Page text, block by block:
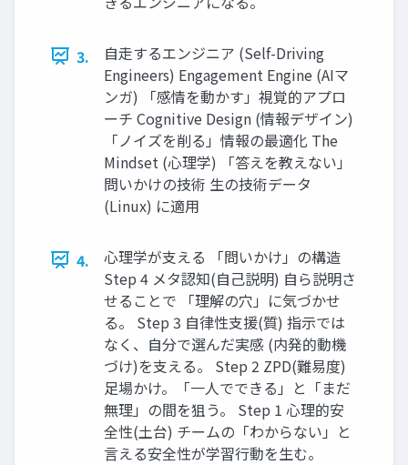
3.
自走するエンジニア (Self-Driving
Engineers) Engagement Engine (AIマ
ンガ) 「感情を動かす」視覚的アプロ
ーチ Cognitive Design (情報デザイン)
「ノイズを削る」情報の最適化 The
Mindset (心理学) 「答えを教えない」
問いかけの技術 生の技術データ
(Linux) に適用
4.
心理学が支える 「問いかけ」の構造
Step 4 メタ認知(自己説明) 自ら説明さ
せることで 「理解の穴」に気づかせ
る。 Step 3 自律性支援(質) 指示では
なく、自分で選んだ実感 (内発的動機
づけ)を支える。 Step 2 ZPD(難易度)
足場かけ。「一人でできる」と「まだ
無理」の間を狙う。 Step 1 心理的安
全性(土台) チームの「わからない」と
言える安全性が学習行動を生む。